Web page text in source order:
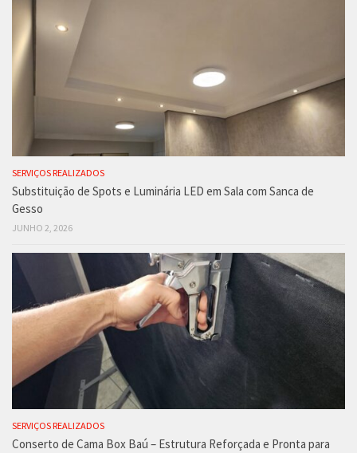
SERVIÇOS REALIZADOS
Substituição de Spots e Luminária LED em Sala com Sanca de
Gesso
JUNHO 2, 2026
SERVIÇOS REALIZADOS
Conserto de Cama Box Baú – Estrutura Reforçada e Pronta para